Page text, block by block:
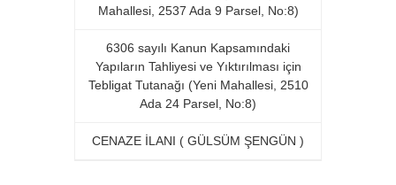
Mahallesi, 2537 Ada 9 Parsel, No:8)
6306 sayılı Kanun Kapsamındaki
Yapıların Tahliyesi ve Yıktırılması için
Tebligat Tutanağı (Yeni Mahallesi, 2510
Ada 24 Parsel, No:8)
CENAZE İLANI ( GÜLSÜM ŞENGÜN )